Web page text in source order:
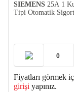
SIEMENS 25A 1
Tipi Otomatik
Fiyatları görmek
girişi yapınız.